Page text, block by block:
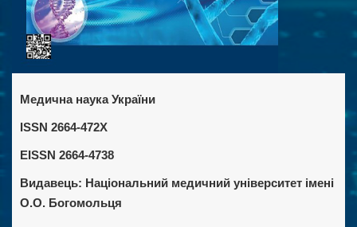
Медична наука України
ISSN 2664-472X
EISSN 2664-4738
Видавець: Національний медичний університет імені
О.О. Богомольця